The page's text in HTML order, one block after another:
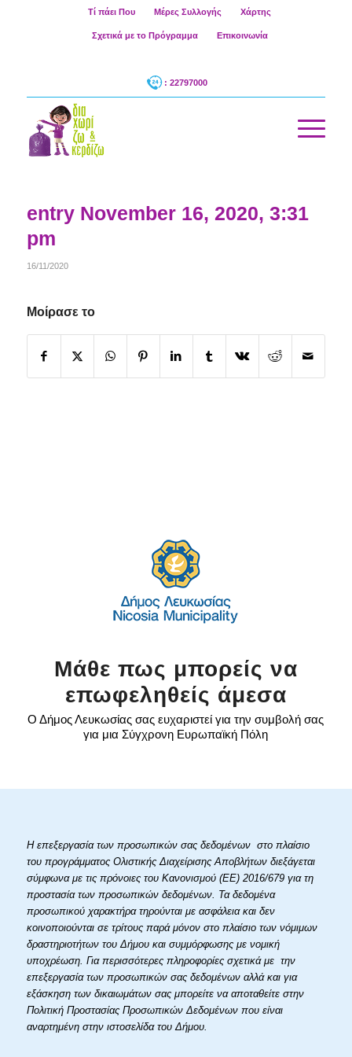
Τί πάει Που Μέρες Συλλογής Χάρτης
Σχετικά με το Πρόγραμμα Επικοινωνία
: 22797000
entry November 16, 2020, 3:31
pm
16/11/2020
Μοίρασε το
Μάθε πως μπορείς να
επωφεληθείς άμεσα
Ο Δήμος Λευκωσίας σας ευχαριστεί για την συμβολή σας
για μια Σύγχρονη Ευρωπαϊκή Πόλη
Η επεξεργασία των προσωπικών σας δεδομένων στο πλαίσιο
του προγράμματος Ολιστικής Διαχείρισης Αποβλήτων διεξάγεται
σύμφωνα με τις πρόνοιες του Κανονισμού (ΕΕ) 2016/679 για τη
προστασία των προσωπικών δεδομένων. Τα δεδομένα
προσωπικού χαρακτήρα τηρούνται με ασφάλεια και δεν
κοινοποιούνται σε τρίτους παρά μόνον στο πλαίσιο των νόμιμων
δραστηριοτήτων του Δήμου και συμμόρφωσης με νομική
υποχρέωση. Για περισσότερες πληροφορίες σχετικά με την
επεξεργασία των προσωπικών σας δεδομένων αλλά και για
εξάσκηση των δικαιωμάτων σας μπορείτε να αποταθείτε στην
Πολιτική Προστασίας Προσωπικών Δεδομένων που είναι
αναρτημένη στην ιστοσελίδα του Δήμου.